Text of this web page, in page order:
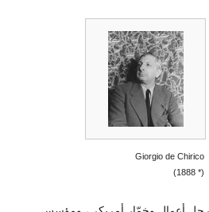
Giorgio de Chirico
(* 1888)